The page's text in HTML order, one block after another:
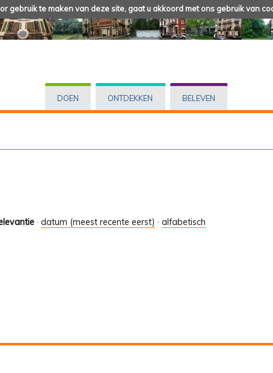
gebruik te maken van deze site, gaat u akkoord met ons gebruik van
DOEN ONTDEKKEN BELEVEN
· datum (meest recente eerst) · alfabetisch